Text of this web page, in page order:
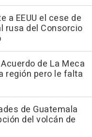
a EEUU el cese de
rusa del Consorcio
de La Meca
región pero le falta
de Guatemala
del volcán de